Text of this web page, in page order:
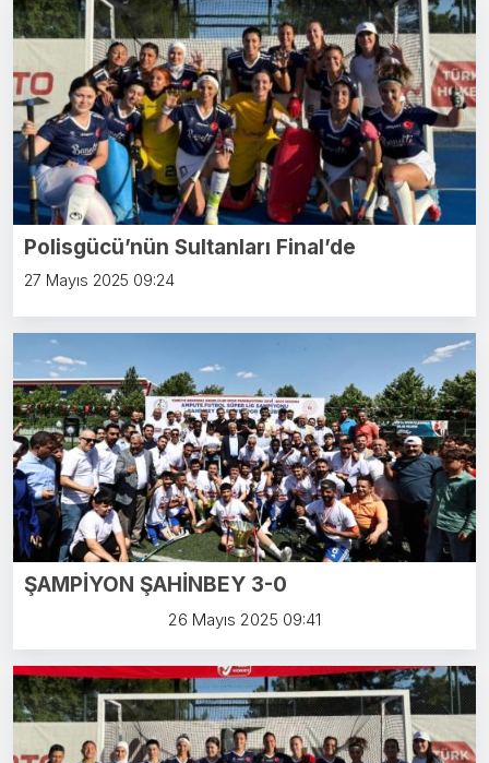
Polisgücü’nün Sultanları Final’de
27 Mayıs 2025 09:24
ŞAMPİYON ŞAHİNBEY 3-0
26 Mayıs 2025 09:41